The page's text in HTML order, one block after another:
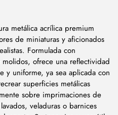
metálica acrílica premium
de miniaturas y aficionados
Formulada con
ofrece una reflectividad
y uniforme, ya sea aplicada con
superficies metálicas
sobre imprimaciones de
veladuras o barnices